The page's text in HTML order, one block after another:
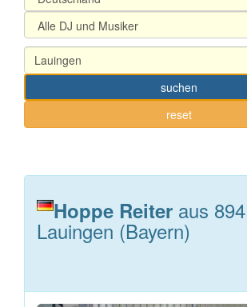
suchen
reset
Hoppe Reiter aus
Lauingen (Bayern)